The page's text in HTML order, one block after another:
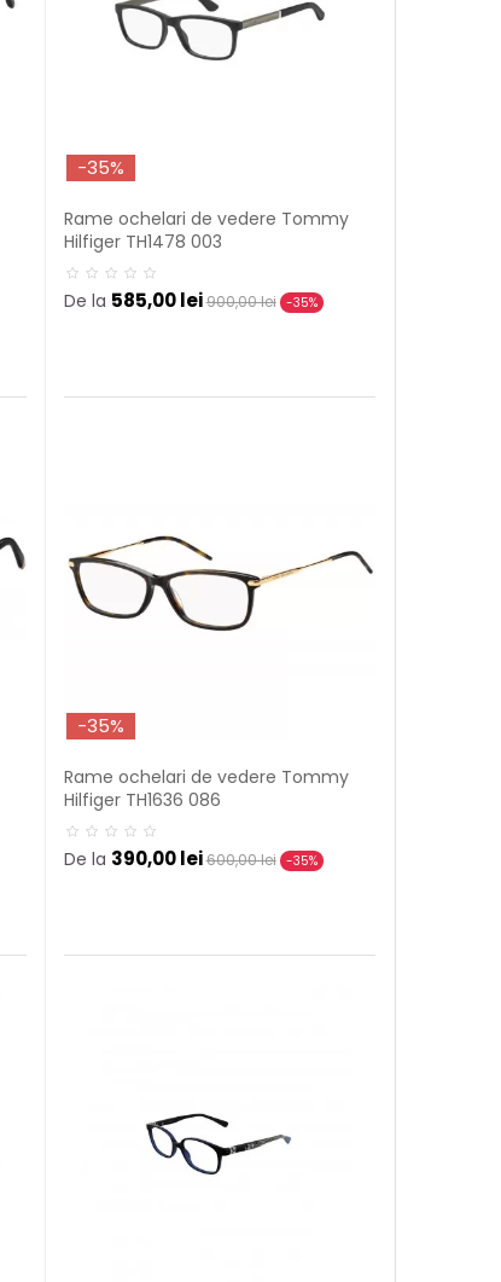
-35%
Rame ochelari de vedere Tommy
Hilfiger TH1478 003
De la 585,00 lei900,00 lei -35%
-35%
Rame ochelari de vedere Tommy
Hilfiger TH1636 086
De la 390,00 lei600,00 lei -35%